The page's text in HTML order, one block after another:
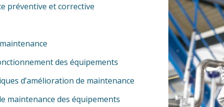
préventive et corrective
des équipements
d’amélioration de maintenance
maintenance des équipements